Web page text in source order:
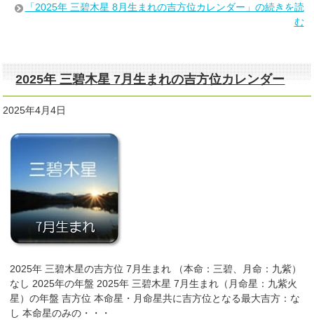
「2025年 三碧木星 8月生まれの吉方位カレンダー」の続きを読
む
2025年 三碧木星 7月生まれの吉方位カレンダー
2025年4月4日
2025年 三碧木星の吉方位 7月生まれ （本命：三碧、月命：九紫）
なし 2025年の年盤 2025年 三碧木星 7月生まれ（月命星：九紫火
星）の年盤 吉方位 本命星・月命星共に吉方位となる最大吉方：な
し 本命星のみの・・・